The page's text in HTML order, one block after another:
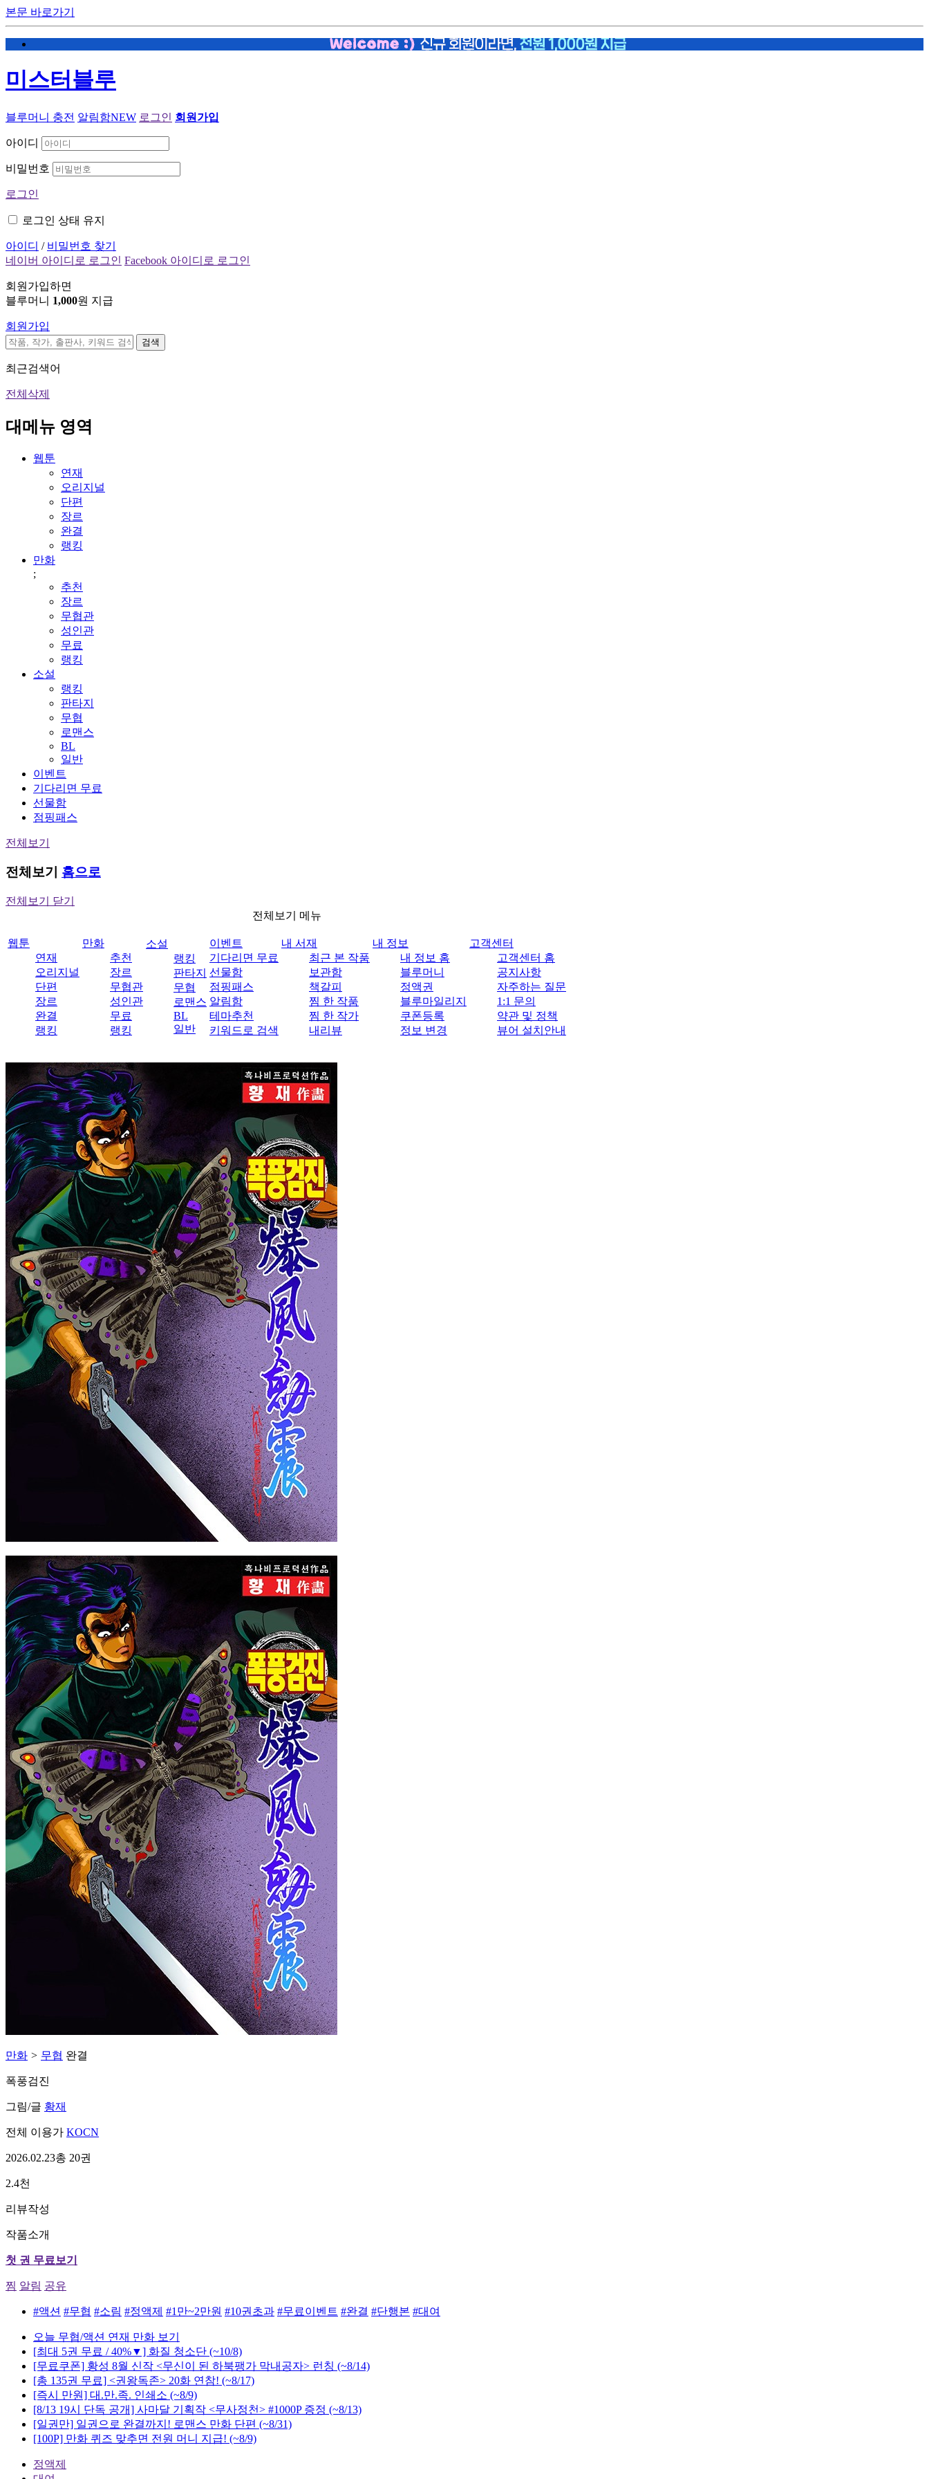
본문 바로가기
미스터블루
블루머니 충전 알림함NEW 로그인 회원가입
아이디
비밀번호
로그인
로그인 상태 유지
아이디 / 비밀번호 찾기
네이버 아이디로 로그인 Facebook 아이디로 로그인
회원가입하면
블루머니 1,000원 지급
회원가입
검색
최근검색어
전체삭제
대메뉴 영역
웹툰
연재
오리지널
단편
장르
완결
랭킹
만화
;
추천
장르
무협관
성인관
무료
랭킹
소설
랭킹
판타지
무협
로맨스
BL
일반
이벤트
기다리면 무료
선물함
점핑패스
전체보기
전체보기 홈으로
전체보기 닫기
전체보기 메뉴
웹툰
연재
오리지널
단편
장르
완결
랭킹
만화
추천
장르
무협관
성인관
무료
랭킹
소설
랭킹
판타지
무협
로맨스
BL
일반
이벤트
기다리면 무료
선물함
점핑패스
알림함
테마추천
키워드로 검색
내 서재
최근 본 작품
보관함
책갈피
찜 한 작품
찜 한 작가
내리뷰
내 정보
내 정보 홈
블루머니
정액권
블루마일리지
쿠폰등록
정보 변경
고객센터
고객센터 홈
공지사항
자주하는 질문
1:1 문의
약관 및 정책
뷰어 설치안내
만화 > 무협 완결
폭풍검진
그림/글 황재
전체 이용가 KOCN
2026.02.23총 20권
2.4천
리뷰작성
작품소개
첫 권 무료보기
찜 알림 공유
#액션 #무협 #소림 #정액제 #1만~2만원 #10권초과 #무료이벤트 #완결 #단행본 #대여
오늘 무협/액션 연재 만화 보기
[최대 5권 무료 / 40%▼] 화질 청소단 (~10/8)
[무료쿠폰] 황성 8월 신작 <무신이 된 하북팽가 막내공자> 런칭 (~8/14)
[총 135권 무료] <권왕독존> 20화 연참! (~8/17)
[즉시 만원] 대.만.족. 인쇄소 (~8/9)
[8/13 19시 단독 공개] 사마달 기획작 <무사정천> #1000P 증정 (~8/13)
[일권만] 일권으로 완결까지! 로맨스 만화 단편 (~8/31)
[100P] 만화 퀴즈 맞추면 전원 머니 지급! (~8/9)
정액제